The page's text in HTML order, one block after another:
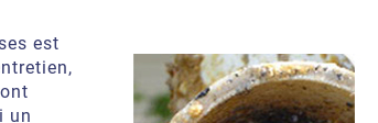
est
un